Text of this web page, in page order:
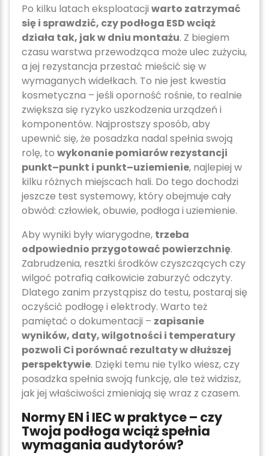
Po kilku latach eksploatacji warto zatrzymać
się i sprawdzić, czy podłoga ESD wciąż
działa tak, jak w dniu montażu. Z biegiem
czasu warstwa przewodząca może ulec zużyciu,
a jej rezystancja przestać mieścić się w
wymaganych widełkach. To nie jest kwestia
kosmetyczna – jeśli oporność rośnie, to realnie
zwiększa się ryzyko uszkodzenia urządzeń i
komponentów. Najprostszy sposób, aby
upewnić się, że posadzka nadal spełnia swoją
rolę, to wykonanie pomiarów rezystancji
punkt–punkt i punkt–uziemienie, najlepiej w
kilku różnych miejscach hali. Do tego dochodzi
jeszcze test systemowy, który obejmuje cały
obwód: człowiek, obuwie, podłoga i uziemienie.
Aby wyniki były wiarygodne, trzeba
odpowiednio przygotować powierzchnię.
Zabrudzenia, resztki środków czyszczących czy
wilgoć potrafią całkowicie zaburzyć odczyty.
Dlatego zanim przystąpisz do testu, postaraj się
oczyścić podłogę i elektrody. Warto też
pamiętać o dokumentacji – zapisanie
wyników, daty, wilgotności i temperatury
pozwoli Ci porównać rezultaty w dłuższej
perspektywie. Dzięki temu nie tylko wiesz, czy
posadzka spełnia swoją funkcję, ale też widzisz,
jak jej właściwości zmieniają się wraz z czasem.
Normy EN i IEC w praktyce – czy
Twoja podłoga wciąż spełnia
wymagania audytorów?